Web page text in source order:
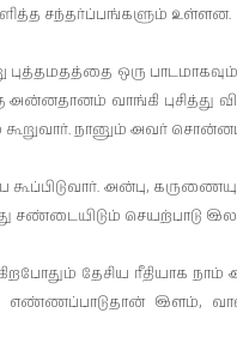
சந்­தர்ப்­பங்­களும் உள்­ளன.
ஒரு பாட­மா­கவும்
வாங்கி புசித்து
நானும் அவர்
கூப்­பி­டுவார். அன்பு,
சண்­டை­யிடும்
தேசிய ரீதி­யாக
எண்­ணப்­பா­டுதான் இளம்,